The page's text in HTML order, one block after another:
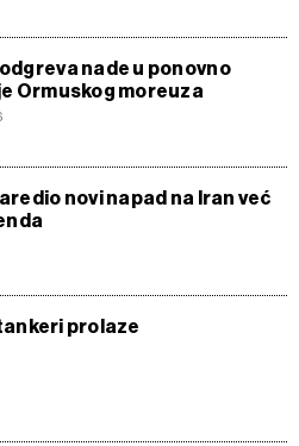
nade u ponovno
Ormuskog moreuza
novi napad na Iran već
prolaze